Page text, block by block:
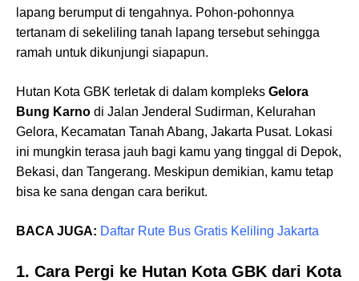
lapang berumput di tengahnya. Pohon-pohonnya
tertanam di sekeliling tanah lapang tersebut sehingga
ramah untuk dikunjungi siapapun.
Hutan Kota GBK terletak di dalam kompleks Gelora
Bung Karno di Jalan Jenderal Sudirman, Kelurahan
Gelora, Kecamatan Tanah Abang, Jakarta Pusat. Lokasi
ini mungkin terasa jauh bagi kamu yang tinggal di Depok,
Bekasi, dan Tangerang. Meskipun demikian, kamu tetap
bisa ke sana dengan cara berikut.
BACA JUGA: Daftar Rute Bus Gratis Keliling Jakarta
1. Cara Pergi ke Hutan Kota GBK dari Kota